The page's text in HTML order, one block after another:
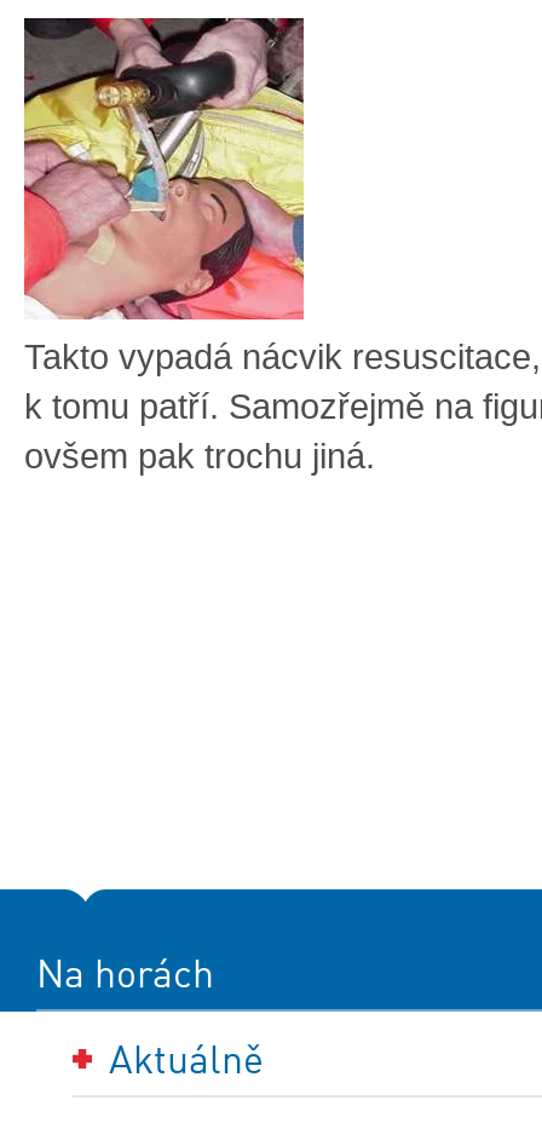
Takto vypadá nácvik
k tomu patří. Samozřejmě na
ovšem pak trochu jiná.
Na horách
Aktuálně